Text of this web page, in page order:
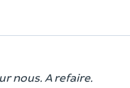
nous. A refaire.